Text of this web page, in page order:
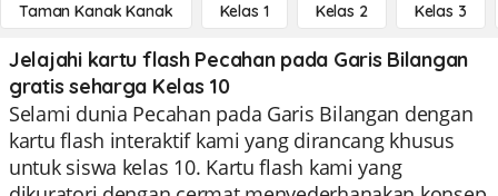
Taman Kanak Kanak Kelas 1 Kelas 2 Kelas 3
Jelajahi kartu flash Pecahan pada Garis Bilangan
gratis seharga Kelas 10
Selami dunia Pecahan pada Garis Bilangan dengan
kartu flash interaktif kami yang dirancang khusus
untuk siswa kelas 10. Kartu flash kami yang